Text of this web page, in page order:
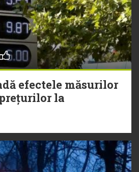
efectele măsurilor
la